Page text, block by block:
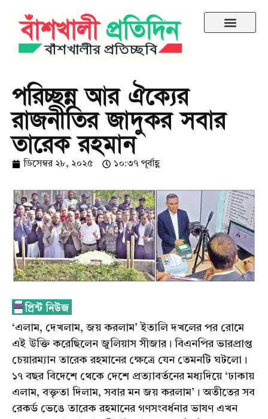
পরিচ্ছন্ন আর ঐক্যের
রাজনীতির জাদুকর সবার
তারেক রহমান
ডিসেম্বর ২৮, ২০২৫ ১০:৩৭ পূর্বাহ্ণ
‘এলাম, দেখলাম, জয় করলাম’ ইতালি দখলের পর রোমে
এই উক্তি করেছিলেন জুলিয়াস সীজার। বিএনপির ভারপ্রাপ্ত
চেয়ারম্যান তারেক রহমানের ক্ষেত্রে যেন তেমনটি ঘটলো।
১৭ বছর বিদেশে থেকে দেশে প্রত্যাবর্তনের মধ্যদিয়ে ‘ঢাকায়
এলাম, বক্তৃতা দিলাম, সবার মন জয় করলাম’। অতীতের সব
রেকর্ড ভেঙে তারেক রহমানের গণসংবর্ধনার ভাষণ এখন